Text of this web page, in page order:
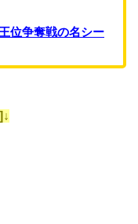
位争奪戦の名シー